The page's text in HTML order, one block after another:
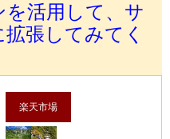
活用して、サ
張してみてく
楽天市場